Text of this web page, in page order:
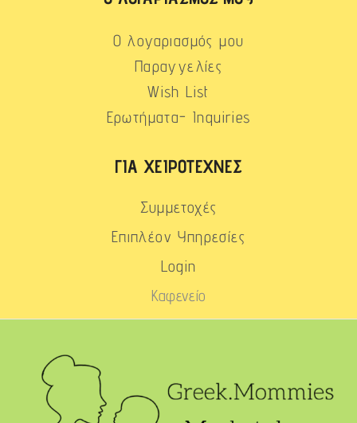
Ο λογαριασμός μου
Παραγγελίες
Wish List
Ερωτήματα- Inquiries
ΓΙΑ ΧΕΙΡΟΤΈΧΝΕΣ
Συμμετοχές
Επιπλέον Υπηρεσίες
Login
Καφενείο